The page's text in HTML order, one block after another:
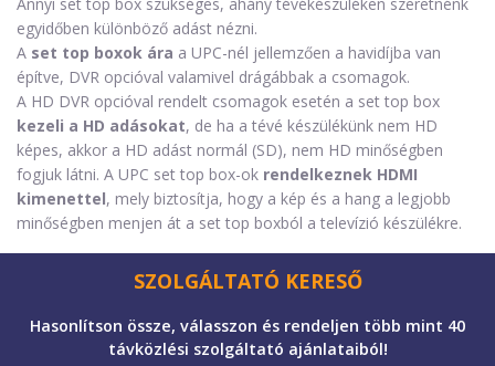
egyidőben különböző adást nézni.
A set top boxok ára a UPC-nél jellemzően a havidíjba van
építve, DVR opcióval valamivel drágábbak a csomagok.
A HD DVR opcióval rendelt csomagok esetén a set top box
kezeli a HD adásokat, de ha a tévé készülékünk nem HD
képes, akkor a HD adást normál (SD), nem HD minőségben
fogjuk látni. A UPC set top box-ok rendelkeznek HDMI
kimenettel, mely biztosítja, hogy a kép és a hang a legjobb
minőségben menjen át a set top boxból a televízió készülékre.
SZOLGÁLTATÓ KERESŐ
Hasonlítson össze, válasszon és rendeljen több mint 40
távközlési szolgáltató ajánlataiból!